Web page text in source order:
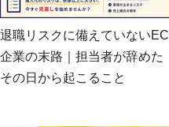
退職リスクに備えていないEC
企業の末路｜担当者が辞めた
その日から起こること